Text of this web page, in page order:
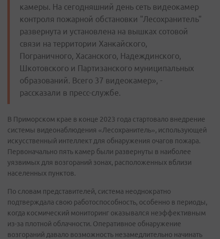
камеры. На сегодняшний день сеть видеокамер
контроля пожарной обстановки "Лесохранитель"
развернута и установлена на вышках сотовой
связи на территории Ханкайского,
Пограничного, Хасанского, Надеждинского,
Шкотовского и Партизанского муниципальных
образований. Всего 37 видеокамер», -
рассказали в пресс-службе.
В Приморском крае в конце 2023 года стартовало внедрение
системы видеонаблюдения «Лесохранитель», использующей
искусственный интеллект для обнаружения очагов пожара.
Первоначально пять камер были развернуты в наиболее
уязвимых для возгораний зонах, расположенных вблизи
населенных пунктов.
По словам представителей, система неоднократно
подтверждала свою работоспособность, особенно в периоды,
когда космический мониторинг оказывался неэффективным
из-за плотной облачности. Оперативное обнаружение
возгораний давало возможность незамедлительно начинать